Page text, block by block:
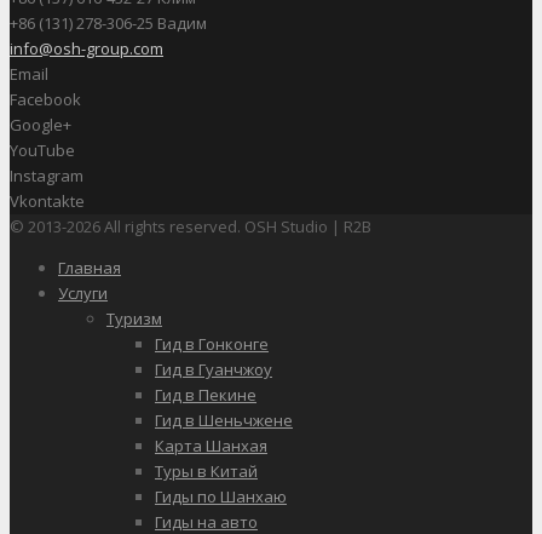
+86 (131) 278-306-25 Вадим
info@osh-group.com
Email
Facebook
Google+
YouTube
Instagram
Vkontakte
© 2013-2026 All rights reserved. OSH Studio | R2B
Главная
Услуги
Туризм
Гид в Гонконге
Гид в Гуанчжоу
Гид в Пекине
Гид в Шеньчжене
Карта Шанхая
Туры в Китай
Гиды по Шанхаю
Гиды на авто